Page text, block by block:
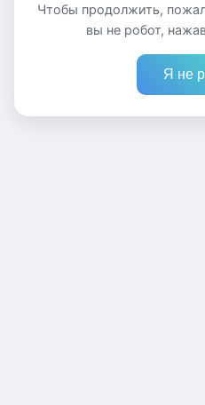
Чтобы продолжить,
вы не робот,
Я не